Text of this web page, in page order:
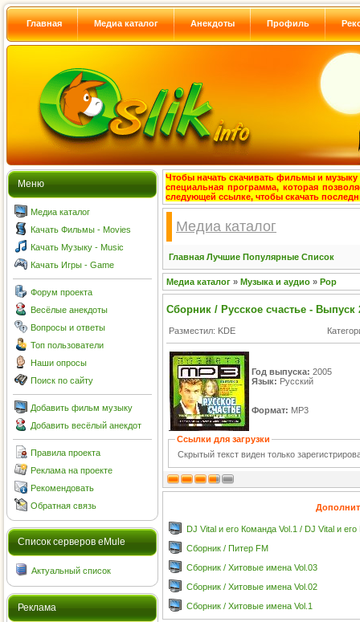
Главная Медиа каталог Анекдоты Профиль
Меню
Медиа каталог
Качать Фильмы - Movies
Качать Музыку - Music
Качать Игры - Game
Форум проекта
Весёлые анекдоты
Вопросы и ответы
Топ пользователи
Наши опросы
Поиск по сайту
Добавить фильм музыку
Добавить весёлый анекдот
Правила проекта
Реклама на проекте
Рекомендовать
Обратная связь
Cписок серверов eMule
Актуальный список
Реклама
Чтобы начать скачивать фильмы и музыку
специальная программа, которая
следующей ссылке, чтобы скачать
Медиа каталог
Главная Лучшие Популярные Список
Медиа каталог » Музыка и аудио » Pop
Сборник / Русское счастье - Выпуск
Разместил: KDE
Год выпуска: 2005
Язык: Русский
Формат: MP3
Ссылки для загрузки
Скрытый текст виден только
DJ Vital и его Команда Vol.1 / DJ Vital и
Сборник / Питер FM
Сборник / Хитовые имена Vol.03
Сборник / Хитовые имена Vol.02
Сборник / Хитовые имена Vol.1